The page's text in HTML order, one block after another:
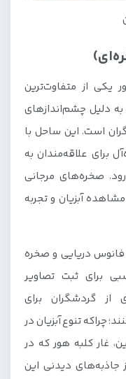
یکی از متفاوت‌ترین
به دلیل چشم‌اندازهای
است. این ساحل با
برای علاقه‌مندان به
صخره‌های مرجانی
آبزیان و تجربه
دریایی و صخره
برای ثبت تصاویر
از گردشگران برای
چراکه تنوع آبزیان در
غار کلبه هور که در
جاذبه‌های دیدنی این